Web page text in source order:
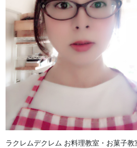
ラクレムデクレム お料理教室・お菓子教